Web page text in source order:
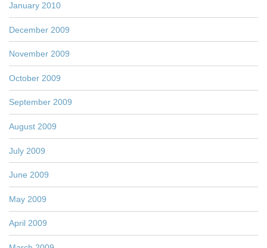
January 2010
December 2009
November 2009
October 2009
September 2009
August 2009
July 2009
June 2009
May 2009
April 2009